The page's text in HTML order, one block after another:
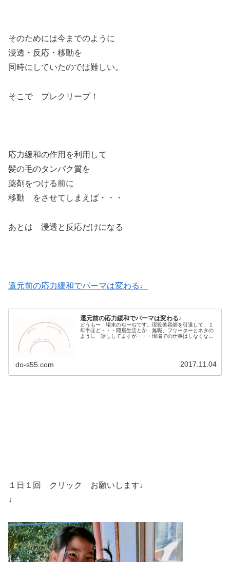
そのためには今までのように
浸透・反応・移動を
同時にしていたのでは難しい。
そこで プレクリープ！
応力緩和の作用を利用して
髪の毛のタンパク質を
薬剤をつける前に
移動 をさせてしまえば・・・
あとは 浸透と反応だけになる
還元前の応力緩和でパーマは変わる♩
還元前の応力緩和でパーマは変わる♩
どうも〜 場末のぢ〜ぢです。現役美容師を引退して １
年半ほど・・・隠居生活とか 無職、フリーターとネタの
ように 話ししてますが・・・現場での仕事はしなくなっ
do-s55.com 2017.11.04
１日１回 クリック お願いします♩
↓